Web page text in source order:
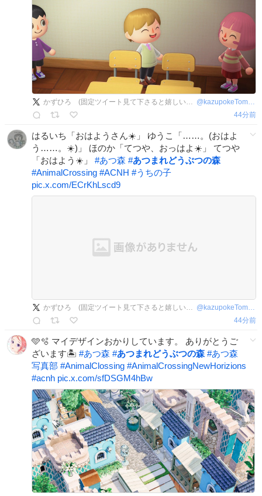
かずひろ (固定ツイート見て下さると嬉しいです) @ kazupokeTomas8
44分前
はるいち「おはようさん☀️」 ゆうこ「……。(おはよ
う……。☀️)」 ほのか「てつや、おっはよ☀️」 てつや
「おはよう☀️」 #あつ森 #あつまれどうぶつの森
#AnimalCrossing #ACNH #うちの子
pic.x.com/ECrKhLscd9
かずひろ (固定ツイート見て下さると嬉しいです) @ kazupokeTomas8
44分前
🩵🫧 マイデザインおかりしています。 ありがとうご
ざいます🏝️ #あつ森 #あつまれどうぶつの森 #あつ森
写真部 #AnimalClossing #AnimalCrossingNewHorizions
#acnh pic.x.com/sfDSGM4hBw